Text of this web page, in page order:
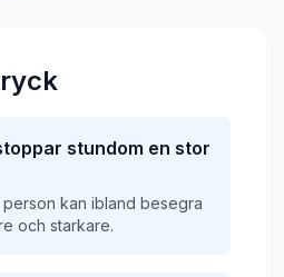
stundom en stor
person kan ibland besegra
och starkare.